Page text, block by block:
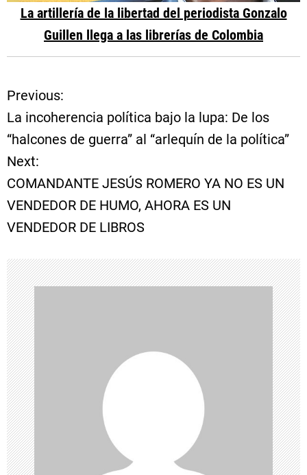
La artillería de la libertad del periodista Gonzalo
Guillen llega a las librerías de Colombia
N
a
v
e
g
a
c
i
ó
n
d
e
Previous:
La incoherencia política bajo la lupa: De los
“halcones de guerra” al “arlequín de la política”
Next:
COMANDANTE JESÚS ROMERO YA NO ES UN
VENDEDOR DE HUMO, AHORA ES UN
VENDEDOR DE LIBROS